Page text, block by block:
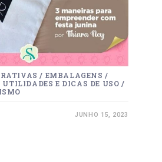
/ EMBALAGENS /
UTILIDADES E DICAS DE USO /
JUNHO 15, 2023